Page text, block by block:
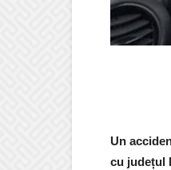
Un
cu județul